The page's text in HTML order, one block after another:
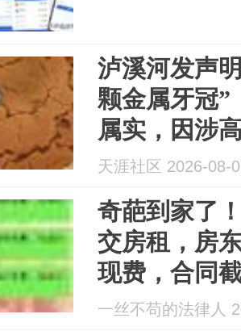
泸溪河发声
颗金属牙冠”
属实，因涉
天涯社区 2026-08-
奇葩到家了
交房租，房
现费，合同
火
一丝不苟的法律人